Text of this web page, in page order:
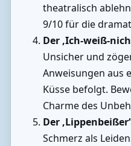
theatralisch
9/10 für die
Der ‚Ich-weiß-
Unsicher und
Anweisungen aus
Küsse befolgt.
Charme des
Der
Schmerz als